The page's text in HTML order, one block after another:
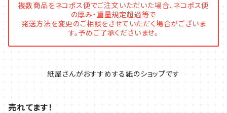
複数商品をネコポス便でご注文いただいた場合、ネコポス便
の厚み・重量規定超過等で
発送方法を変更のご相談をさせていただく場合がございま
す。予めご了承くださいませ。
紙屋さんがおすすめする紙のショップです
売れてます！